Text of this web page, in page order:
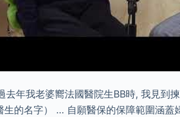
去年我老婆嚮法國醫院生BB時, 我見到
生的名字） … 自願醫保的保障範圍涵